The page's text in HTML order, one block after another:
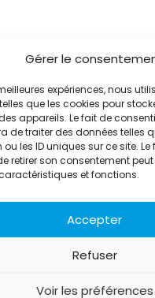
Gérer le
expériences, nous
que les cookies pour
appareils. Le fait de
de traiter des données telles
les ID uniques sur ce site. Le
retirer son consentement
et fonctions.
Accepter
Refuser
Voir les préférences
Média est une agence de
basée à Grenoble.
de visibilité en France
à un réseau d’agences